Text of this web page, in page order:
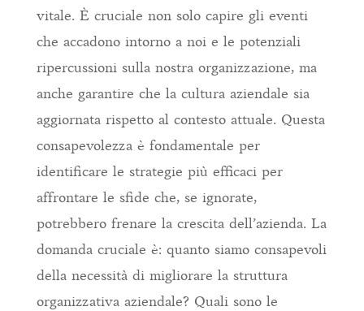
vitale. È cruciale non solo capire gli eventi
che accadono intorno a noi e le potenziali
ripercussioni sulla nostra organizzazione, ma
anche garantire che la cultura aziendale sia
aggiornata rispetto al contesto attuale. Questa
consapevolezza è fondamentale per
identificare le strategie più efficaci per
affrontare le sfide che, se ignorate,
potrebbero frenare la crescita dell’azienda. La
domanda cruciale è: quanto siamo consapevoli
della necessità di migliorare la struttura
organizzativa aziendale? Quali sono le